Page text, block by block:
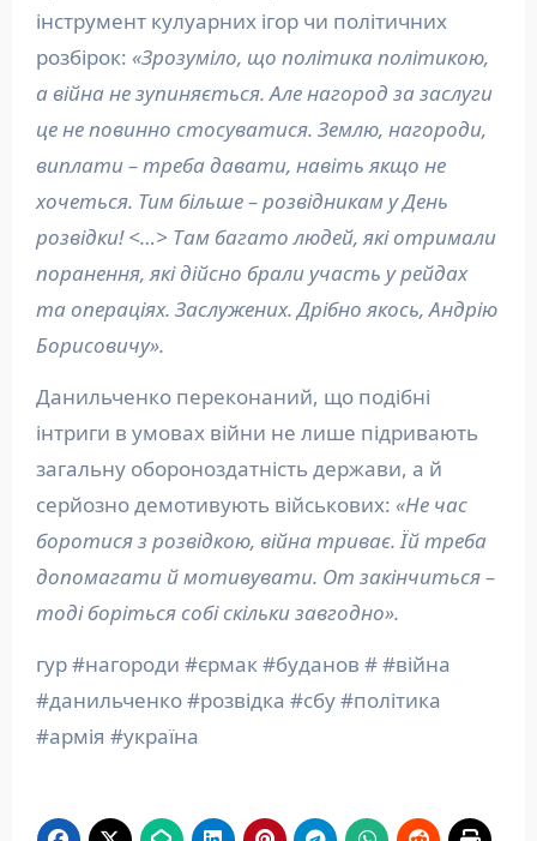
інструмент кулуарних ігор чи політичних
розбірок: «Зрозуміло, що політика політикою,
а війна не зупиняється. Але нагород за заслуги
це не повинно стосуватися. Землю, нагороди,
виплати – треба давати, навіть якщо не
хочеться. Тим більше – розвідникам у День
розвідки! <…> Там багато людей, які отримали
поранення, які дійсно брали участь у рейдах
та операціях. Заслужених. Дрібно якось, Андрію
Борисовичу».
Данильченко переконаний, що подібні
інтриги в умовах війни не лише підривають
загальну обороноздатність держави, а й
серйозно демотивують військових: «Не час
боротися з розвідкою, війна триває. Їй треба
допомагати й мотивувати. От закінчиться –
тоді боріться собі скільки завгодно».
гур #нагороди #єрмак #буданов # #війна
#данильченко #розвідка #сбу #політика
#армія #україна